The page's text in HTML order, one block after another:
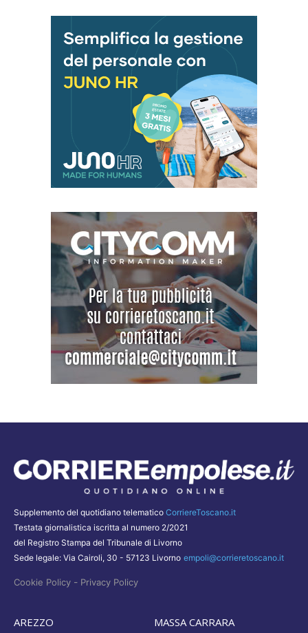
Supplemento del quotidiano telematico CorriereToscano.it
Testata giornalistica iscritta al numero 2/2021
del Registro Stampa del Tribunale di Livorno
Sede legale: Via Cairoli, 30 - 57123 Livorno empoli@corrieretoscano.it
Cookie Policy - Privacy Policy
AREZZO
MASSA CARRARA